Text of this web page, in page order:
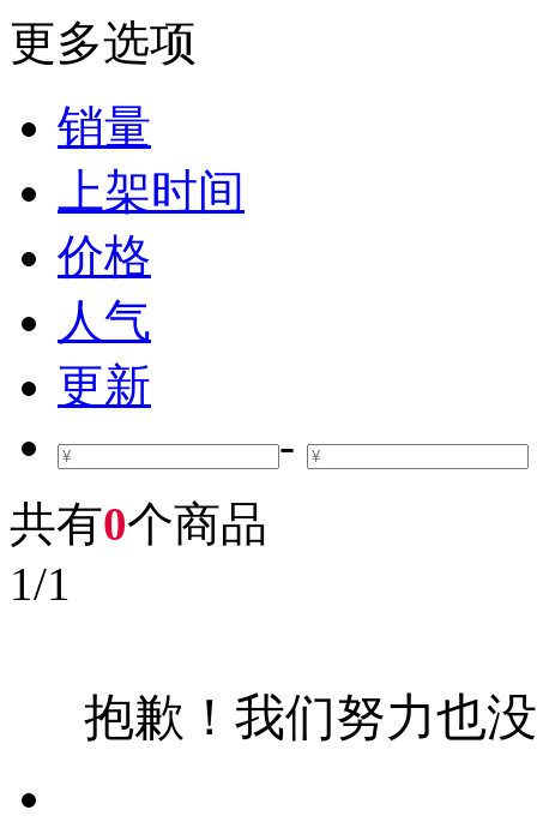
更多选项
销量
上架时间
价格
人气
更新
-
共有0个商品
1/1
抱歉！我们努力也